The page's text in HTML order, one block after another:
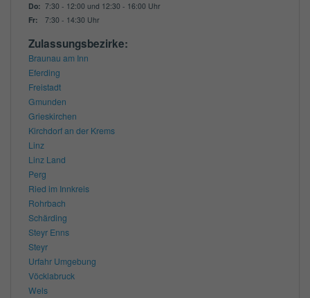
Do: 7:30 - 12:00 und 12:30 - 16:00 Uhr
Fr:
7:30 - 14:30 Uhr
Zulassungsbezirke:
Braunau am Inn
Eferding
Freistadt
Gmunden
Grieskirchen
Kirchdorf an der Krems
Linz
Linz Land
Perg
Ried im Innkreis
Rohrbach
Schärding
Steyr Enns
Steyr
Urfahr Umgebung
Vöcklabruck
Wels